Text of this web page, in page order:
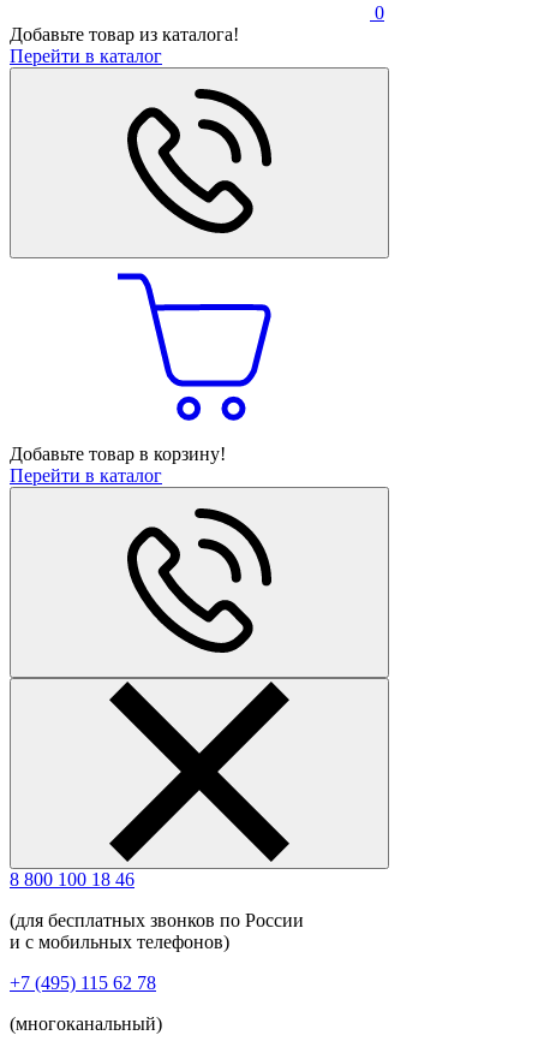
0
Добавьте товар из каталога!
Перейти в каталог
Добавьте товар в корзину!
Перейти в каталог
8 800 100 18 46
(для бесплатных звонков по России
и с мобильных телефонов)
+7 (495) 115 62 78
(многоканальный)